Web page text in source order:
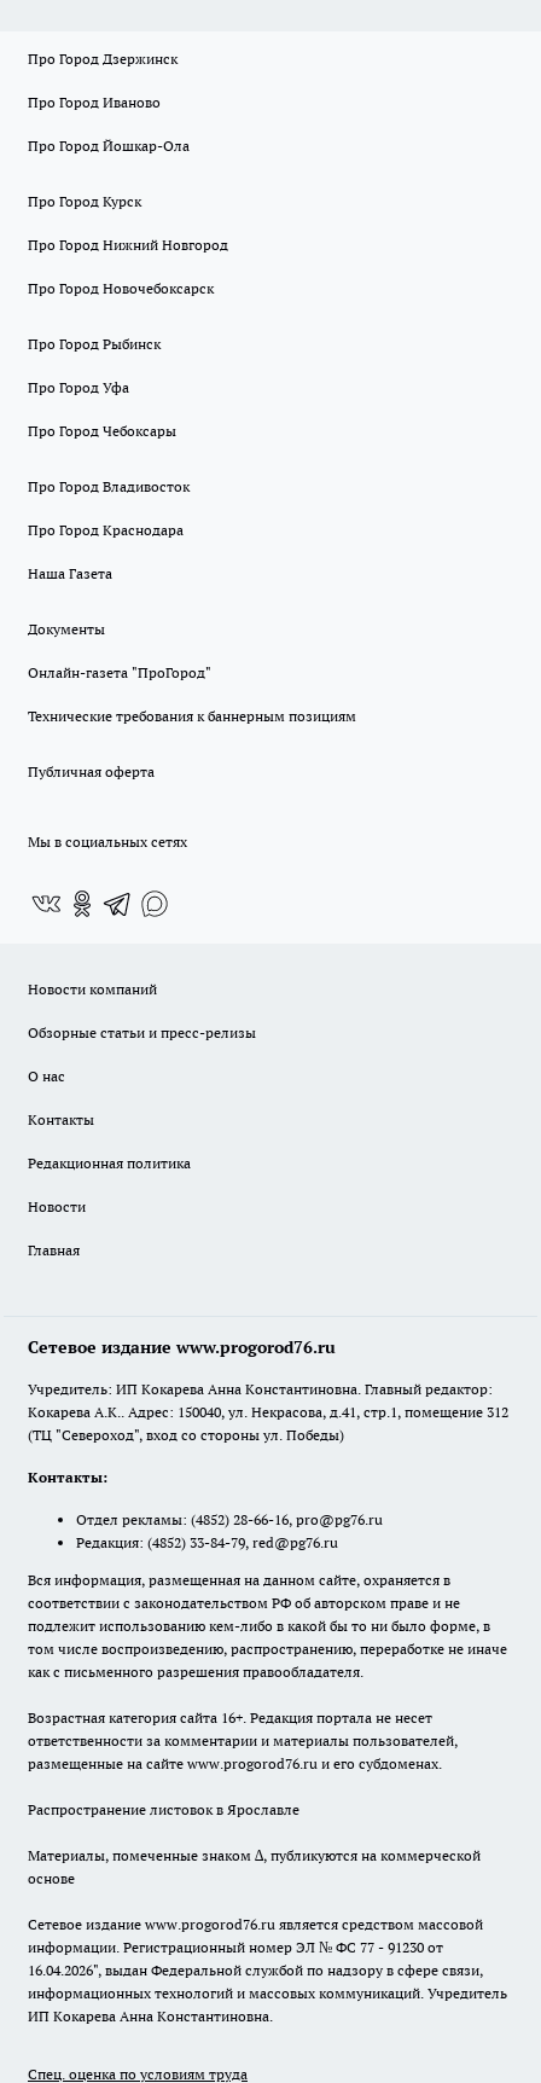
Про Город Дзержинск
Про Город Иваново
Про Город Йошкар-Ола
Про Город Курск
Про Город Нижний Новгород
Про Город Новочебоксарск
Про Город Рыбинск
Про Город Уфа
Про Город Чебоксары
Про Город Владивосток
Про Город Краснодара
Наша Газета
Документы
Онлайн-газета "ПроГород"
Технические требования к баннерным позициям
Публичная оферта
Мы в социальных сетях
Новости компаний
Обзорные статьи и пресс-релизы
О нас
Контакты
Редакционная политика
Новости
Главная
Сетевое издание www.progorod76.ru
Учредитель: ИП Кокарева Анна Константиновна. Главный редактор:
Кокарева А.К.. Адрес: 150040, ул. Некрасова, д.41, стр.1, помещение 312
(ТЦ "Североход", вход со стороны ул. Победы)
Контакты:
Отдел рекламы: (4852) 28-66-16, pro@pg76.ru
Редакция: (4852) 33-84-79, red@pg76.ru
Вся информация, размещенная на данном сайте, охраняется в
соответствии с законодательством РФ об авторском праве и не
подлежит использованию кем-либо в какой бы то ни было форме, в
том числе воспроизведению, распространению, переработке не иначе
как с письменного разрешения правообладателя.
Возрастная категория сайта 16+. Редакция портала не несет
ответственности за комментарии и материалы пользователей,
размещенные на сайте www.progorod76.ru и его субдоменах.
Распространение листовок в Ярославле
Материалы, помеченные знаком ∆, публикуются на коммерческой
основе
Сетевое издание www.progorod76.ru является средством массовой
информации. Регистрационный номер ЭЛ № ФС 77 - 91230 от
16.04.2026", выдан Федеральной службой по надзору в сфере связи,
информационных технологий и массовых коммуникаций. Учредитель
ИП Кокарева Анна Константиновна.
Спец. оценка по условиям труда